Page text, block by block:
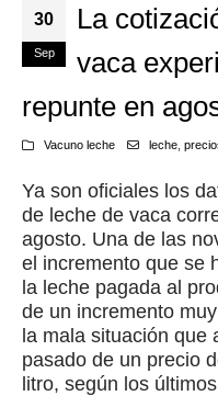
30
Sep
La
vaca
repunte en
Vacuno leche leche,
Ya son oficiales los
de leche de vaca
agosto. Una de las
el incremento que se
la leche pagada al
de un incremento
la mala situación que
pasado de un precio
litro, según los